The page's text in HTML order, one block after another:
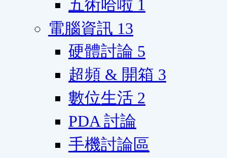
五術哈啦 1
電腦資訊 13
硬體討論 5
超頻 & 開箱 3
數位生活 2
PDA 討論
手機討論區